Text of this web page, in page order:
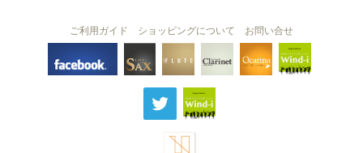
THE SAX The Clarinet
Ocarina
ご利用ガイド ショッピングについて お問い合せ